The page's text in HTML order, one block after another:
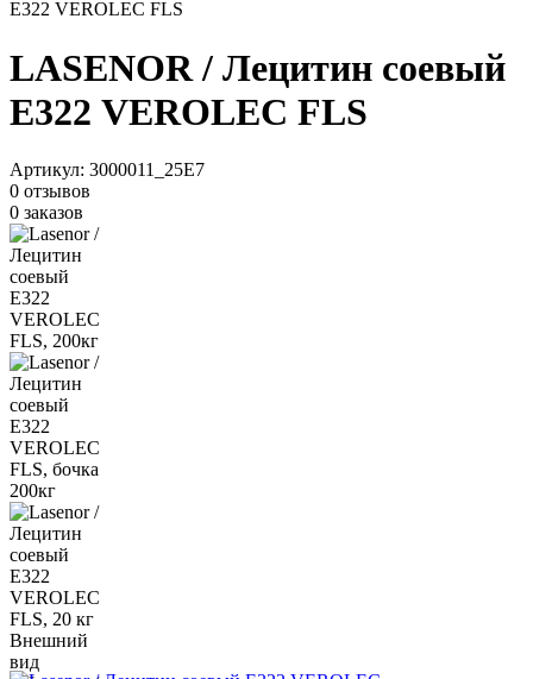
Е322 VEROLEC FLS
LASENOR / Лецитин соевый
Е322 VEROLEC FLS
Артикул: 3000011_25E7
0 отзывов
0 заказов